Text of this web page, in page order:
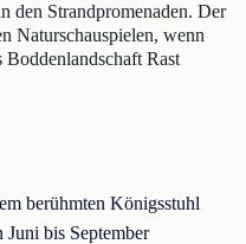
den Strandpromenaden. Der
Naturschauspielen, wenn
Boddenlandschaft Rast
berühmten Königsstuhl
Juni bis September